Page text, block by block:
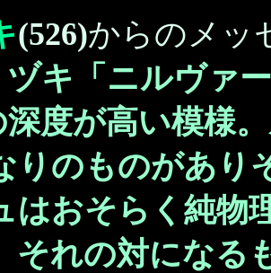
(526)からのメッ
ヅキ「ニルヴァ
深度が高い模様
りのものがあり
はおそらく純物
それの対になる